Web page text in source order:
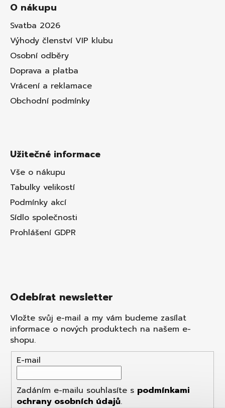
O nákupu
Svatba 2026
Výhody členství VIP klubu
Osobní odběry
Doprava a platba
Vrácení a reklamace
Obchodní podmínky
Užitečné informace
Vše o nákupu
Tabulky velikostí
Podmínky akcí
Sídlo společnosti
Prohlášení GDPR
Odebírat newsletter
Vložte svůj e-mail a my vám budeme zasílat
informace o nových produktech na našem e-
shopu.
E-mail
Zadáním e-mailu souhlasíte s podmínkami
ochrany osobních údajů.